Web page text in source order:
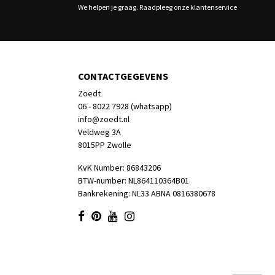
We helpen je graag. Raadpleeg onze klantenservice
CONTACTGEGEVENS
Zoedt
06 - 8022 7928 (whatsapp)
info@zoedt.nl
Veldweg 3A
8015PP Zwolle
KvK Number: 86843206
BTW-number: NL864110364B01
Bankrekening: NL33 ABNA 0816380678